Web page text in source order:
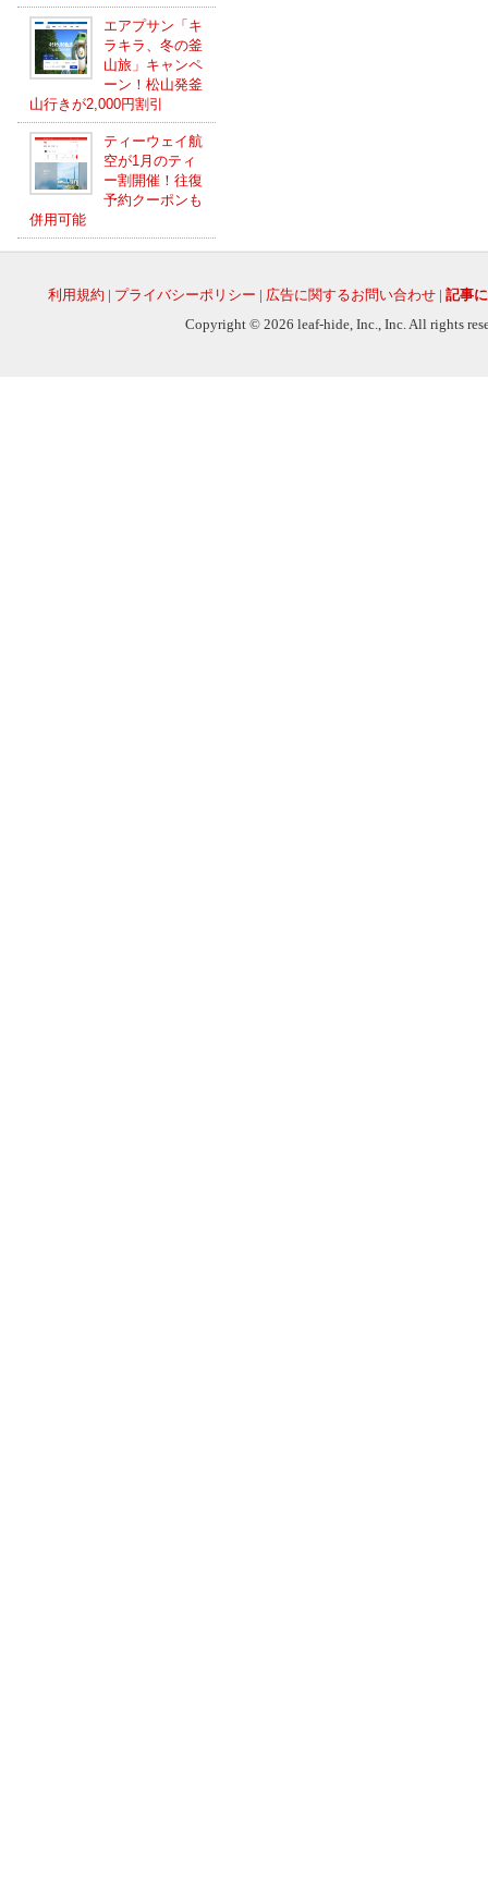
エアプサン「キ
ラキラ、冬の釜
山旅」キャンペ
ーン！松山発釜
山行きが2,000円割引
ティーウェイ航
空が1月のティ
ー割開催！往復
予約クーポンも
併用可能
利用規約 | プライバシーポリシー | 広告に関するお問い合わせ | 記事
Copyright © 2026 leaf-hide, Inc., Inc. All rights